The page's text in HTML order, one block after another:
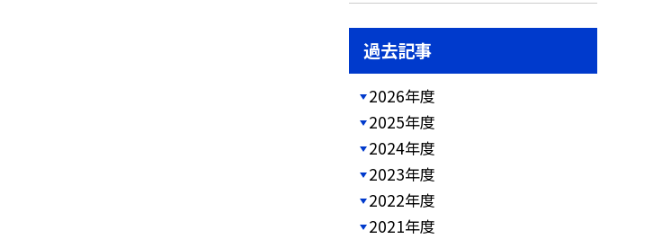
過去記事
2026年度
2025年度
2024年度
2023年度
2022年度
2021年度